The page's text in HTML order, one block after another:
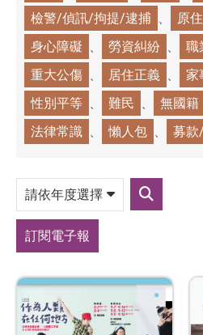
檢警/偵訊/拘提/逮捕
原
身心障礙
勞資糾紛 職
重大公傷
居住正義 家
性別平等
難民 無國籍
法律常識
懶人包 募款
依
年
度
選
擇
送
訂閱電子報